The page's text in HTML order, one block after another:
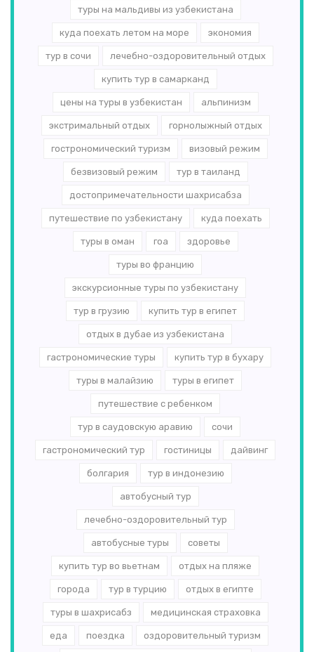
туры на мальдивы из узбекистана
куда поехать летом на море экономия
тур в сочи лечебно-оздоровительный отдых
купить тур в самарканд
цены на туры в узбекистан альпинизм
экстримальный отдых горнолыжный отдых
гострономический туризм визовый режим
безвизовый режим тур в таиланд
достопримечательности шахрисабза
путешествие по узбекистану куда поехать
туры в оман гоа здоровье
туры во францию
экскурсионные туры по узбекистану
тур в грузию купить тур в египет
отдых в дубае из узбекистана
гастрономические туры купить тур в бухару
туры в малайзию туры в египет
путешествие с ребенком
тур в саудовскую аравию сочи
гастрономический тур гостиницы дайвинг
болгария тур в индонезию
автобусный тур
лечебно-оздоровительный тур
автобусные туры советы
купить тур во вьетнам отдых на пляже
города тур в турцию отдых в египте
туры в шахрисабз медицинская страховка
еда поездка оздоровительный туризм